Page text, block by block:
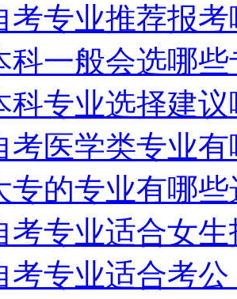
考专业推荐报
科一般会选哪
科专业选择建
考医学类专业
专的专业有哪
考专业适合女
考专业适合考公